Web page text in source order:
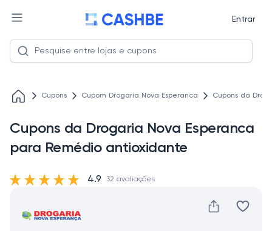
Entrar
Cupons Cupom Drogaria Nova Esperanca Cupons da
Cupons da Drogaria Nova Esperanca
para Remédio antioxidante
4.9 32 avaliações